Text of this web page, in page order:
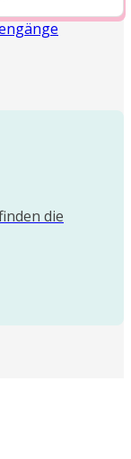
die